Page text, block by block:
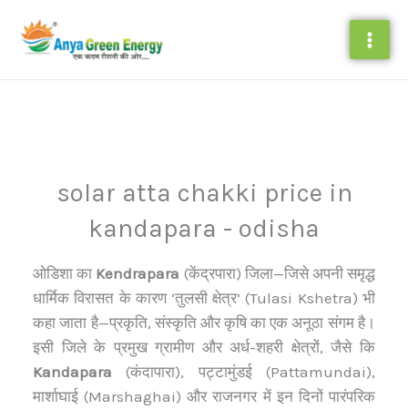
content
solar atta chakki price in
kandapara - odisha
ओडिशा का Kendrapara (केंद्रपारा) जिला—जिसे अपनी समृद्ध
धार्मिक विरासत के कारण ‘तुलसी क्षेत्र’ (Tulasi Kshetra) भी
कहा जाता है—प्रकृति, संस्कृति और कृषि का एक अनूठा संगम है।
इसी जिले के प्रमुख ग्रामीण और अर्ध-शहरी क्षेत्रों, जैसे कि
Kandapara (कंदापारा), पट्टामुंडई (Pattamundai),
मार्शाघाई (Marshaghai) और राजनगर में इन दिनों पारंपरिक